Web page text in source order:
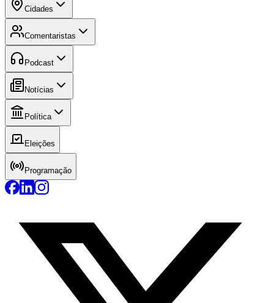
Cidades
Comentaristas
Podcast
Notícias
Política
Eleições
Programação